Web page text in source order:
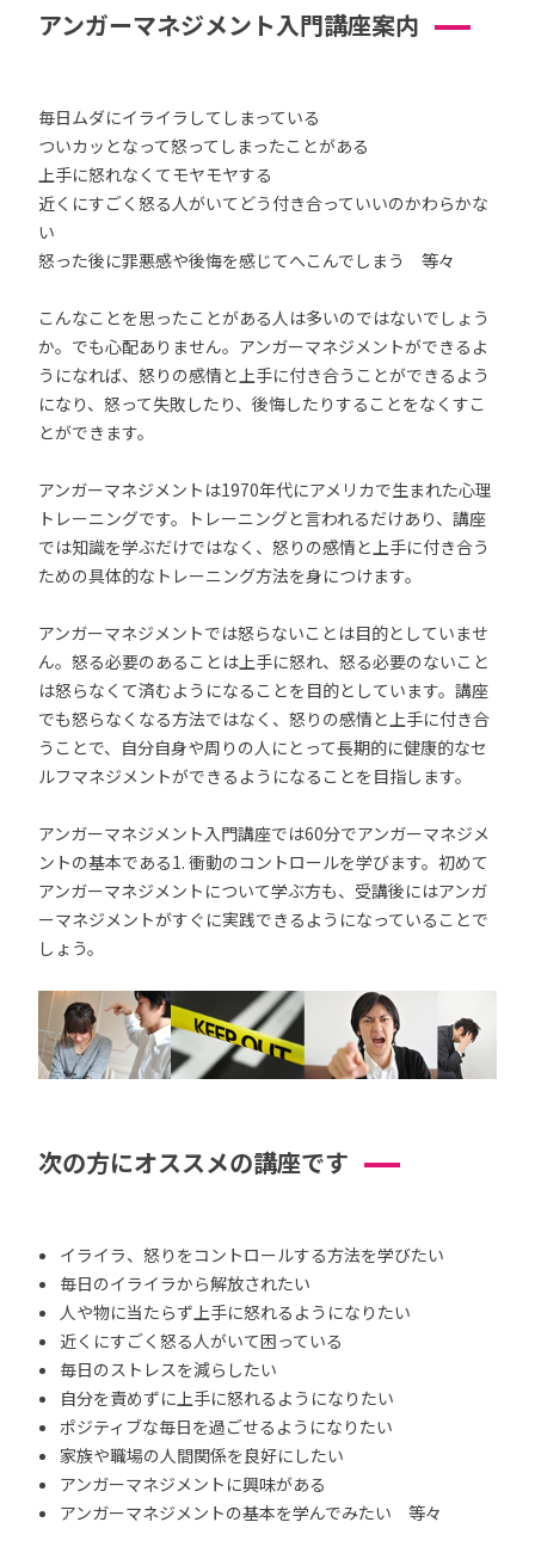
アンガーマネジメント入門講座案内
毎日ムダにイライラしてしまっている
ついカッとなって怒ってしまったことがある
上手に怒れなくてモヤモヤする
近くにすごく怒る人がいてどう付き合っていいのかわらかな
い
怒った後に罪悪感や後悔を感じてへこんでしまう 等々
こんなことを思ったことがある人は多いのではないでしょう
か。でも心配ありません。アンガーマネジメントができるよ
うになれば、怒りの感情と上手に付き合うことができるよう
になり、怒って失敗したり、後悔したりすることをなくすこ
とができます。
アンガーマネジメントは1970年代にアメリカで生まれた心理
トレーニングです。トレーニングと言われるだけあり、講座
では知識を学ぶだけではなく、怒りの感情と上手に付き合う
ための具体的なトレーニング方法を身につけます。
アンガーマネジメントでは怒らないことは目的としていませ
ん。怒る必要のあることは上手に怒れ、怒る必要のないこと
は怒らなくて済むようになることを目的としています。講座
でも怒らなくなる方法ではなく、怒りの感情と上手に付き合
うことで、自分自身や周りの人にとって長期的に健康的なセ
ルフマネジメントができるようになることを目指します。
アンガーマネジメント入門講座では60分でアンガーマネジメ
ントの基本である1. 衝動のコントロールを学びます。初めて
アンガーマネジメントについて学ぶ方も、受講後にはアンガ
ーマネジメントがすぐに実践できるようになっていることで
しょう。
次の方にオススメの講座です
イライラ、怒りをコントロールする方法を学びたい
毎日のイライラから解放されたい
人や物に当たらず上手に怒れるようになりたい
近くにすごく怒る人がいて困っている
毎日のストレスを減らしたい
自分を責めずに上手に怒れるようになりたい
ポジティブな毎日を過ごせるようになりたい
家族や職場の人間関係を良好にしたい
アンガーマネジメントに興味がある
アンガーマネジメントの基本を学んでみたい 等々